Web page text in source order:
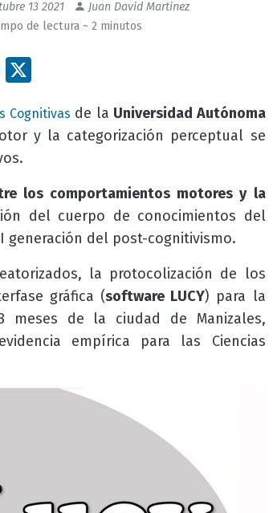
13 2021
Juan David Martinez
de lectura ~ 2 minutos
Facebook
Cognitivas de la Universidad Autónoma
y la categorización perceptual se
los comportamientos motores y la
del cuerpo de conocimientos del
generación del post-cognitivismo.
la protocolización de los
gráfica (software LUCY) para la
meses de la ciudad de Manizales,
empírica para las Ciencias